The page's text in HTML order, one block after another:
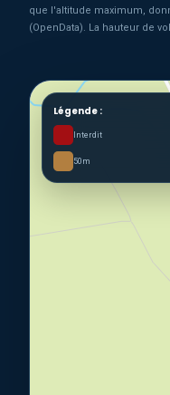
que l'altitude maximum,
(OpenData). La hauteur de
Légende :
Interdit
50m